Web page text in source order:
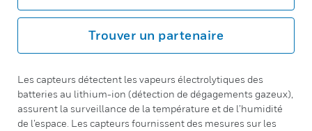
Trouver un partenaire
Les capteurs détectent les vapeurs électrolytiques des
batteries au lithium-ion (détection de dégagements gazeux),
assurent la surveillance de la température et de l’humidité
de l’espace. Les capteurs fournissent des mesures sur les